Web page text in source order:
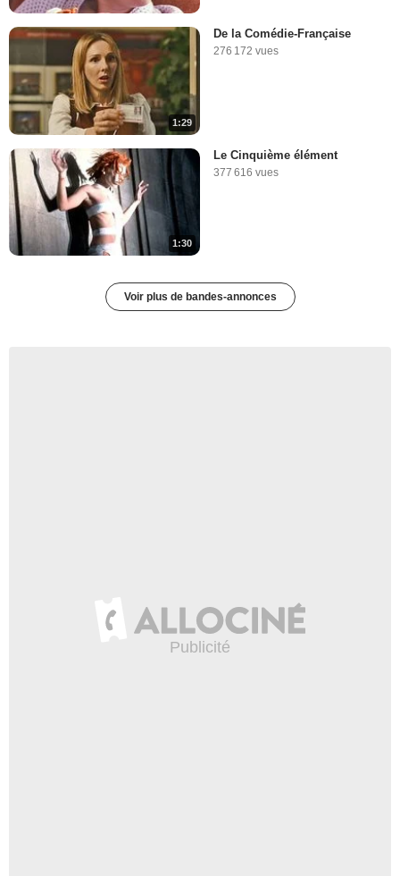
1:29
De la Comédie-Française
276 172 vues
1:30
Le Cinquième élément
377 616 vues
Voir plus de bandes-annonces